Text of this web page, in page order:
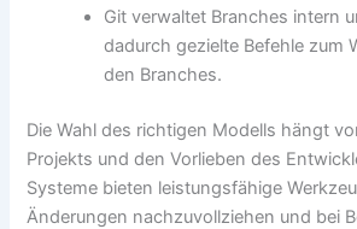
Git verwaltet Branches intern
dadurch gezielte Befehle zum
den Branches.
Die Wahl des richtigen Modells hängt
Projekts und den Vorlieben des
Systeme bieten leistungsfähige
Änderungen nachzuvollziehen und bei